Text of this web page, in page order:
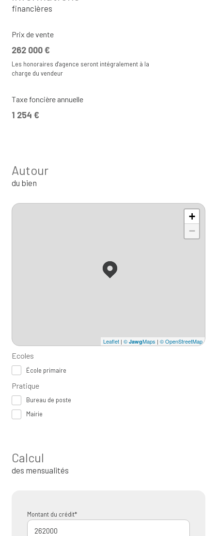
financières
Prix de vente
262 000 €
Les honoraires d'agence seront intégralement à la
charge du vendeur
Taxe foncière annuelle
1 254 €
Autour
du bien
+
−
Leaflet | © JawgMaps | © OpenStreetMap
Ecoles
École primaire
Pratique
Bureau de poste
Mairie
Calcul
des mensualités
Montant du crédit*